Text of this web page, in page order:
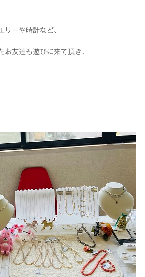
リーや時計など、
お友達も遊びに来て頂き、